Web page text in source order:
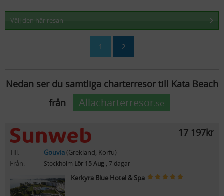
Välj den här resan
1 2
Nedan ser du samtliga charterresor till Kata Beach
från
Allacharterresor.se
17 197kr
Till: Gouvia(Grekland, Korfu)
Från:
Stockholm Lör 15 Aug , 7 dagar
Kerkyra Blue Hotel & Spa